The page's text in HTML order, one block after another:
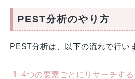
PEST分析のやり方
PEST分析は、以下の流れで行い
4つの要素ごとにリサーチする